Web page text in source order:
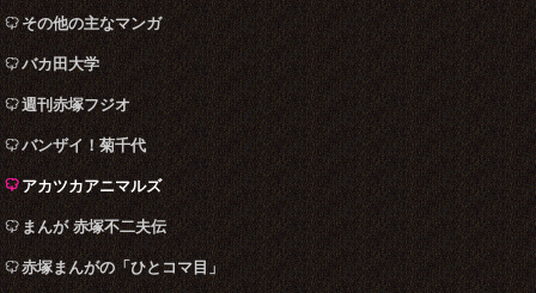
その他の主なマンガ
バカ田大学
週刊赤塚フジオ
バンザイ！菊千代
アカツカアニマルズ
まんが 赤塚不二夫伝
赤塚まんがの「ひとコマ目」